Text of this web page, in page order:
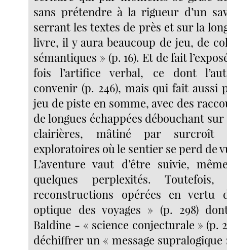
sans prétendre à la rigueur d’un
serrant les textes de près et sur la
livre, il y aura beaucoup de jeu, de
sémantiques » (p. 16). Et de fait
fois l’artifice verbal, ce dont
convenir (p. 246), mais qui fait aussi
jeu de piste en somme, avec des
de longues échappées débouchant
clairières, mâtiné par surcroît
exploratoires où le sentier se perd de
L’aventure vaut d’être suivie,
quelques perplexités.
reconstructions opérées en vertu
optique des voyages » (p. 298)
Baldine - « science conjecturale » (p.
déchiffrer un « message supralogique